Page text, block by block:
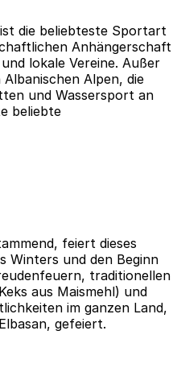
die beliebteste Sportart
Anhängerschaft
lokale Vereine. Außer
Alpen, die
und Wassersport an
beliebte
feiert dieses
Winters und den Beginn
traditionellen
aus Maismehl) und
im ganzen Land,
gefeiert.